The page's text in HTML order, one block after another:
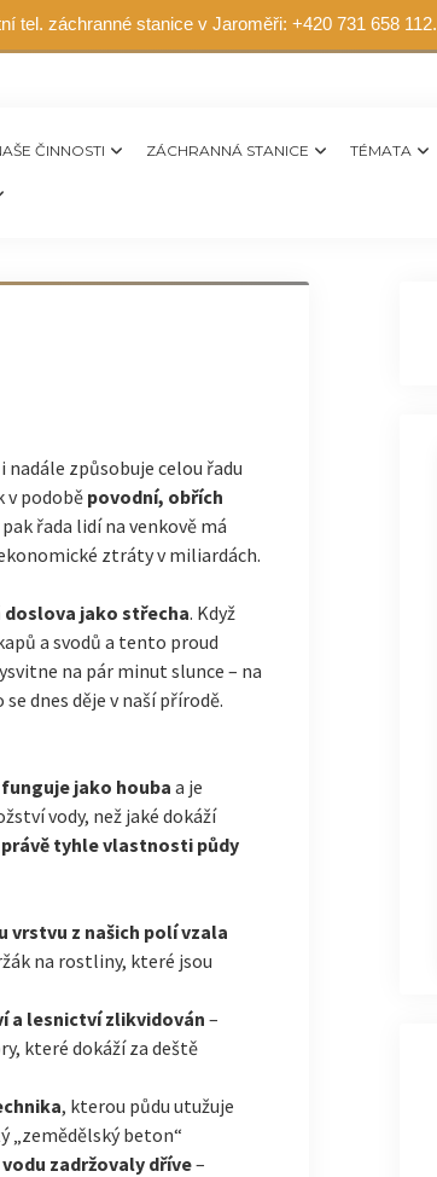
tel. záchranné stanice v Jaroměři: +420 731 658 112.
ČINNOSTI ZÁCHRANNÁ STANICE TÉMATA
nadále způsobuje celou řadu
v podobě povodní, obřích
pak řada lidí na venkově má
ztráty v miliardách.
doslova jako střecha. Když
a svodů a tento proud
na pár minut slunce – na
dnes děje v naší přírodě.
jako houba a je
vody, než jaké dokáží
tyhle vlastnosti půdy
vrstvu z našich polí vzala
na rostliny, které jsou
a lesnictví zlikvidován –
které dokáží za deště
, kterou půdu utužuje
„zemědělský beton“
zadržovaly dříve–